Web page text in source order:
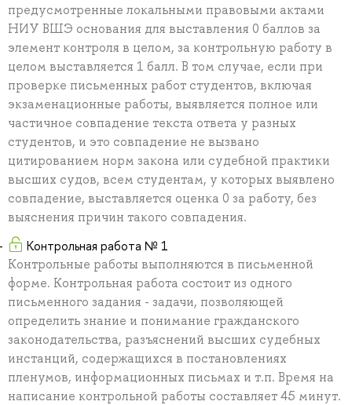
предусмотренные локальными правовыми актами
НИУ ВШЭ основания для выставления 0 баллов за
элемент контроля в целом, за контрольную работу в
целом выставляется 1 балл. В том случае, если при
проверке письменных работ студентов, включая
экзаменационные работы, выявляется полное или
частичное совпадение текста ответа у разных
студентов, и это совпадение не вызвано
цитированием норм закона или судебной практики
высших судов, всем студентам, у которых выявлено
совпадение, выставляется оценка 0 за работу, без
выяснения причин такого совпадения.
Контрольная работа № 1
Контрольные работы выполняются в письменной
форме. Контрольная работа состоит из одного
письменного задания - задачи, позволяющей
определить знание и понимание гражданского
законодательства, разъяснений высших судебных
инстанций, содержащихся в постановлениях
пленумов, информационных письмах и т.п. Время на
написание контрольной работы составляет 45 минут.